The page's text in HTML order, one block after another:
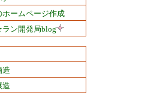
ホームページ作成
ン開発局blog
造
造